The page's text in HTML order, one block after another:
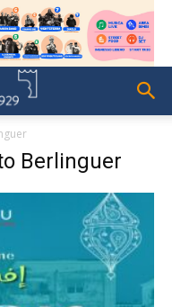
Berlinguer